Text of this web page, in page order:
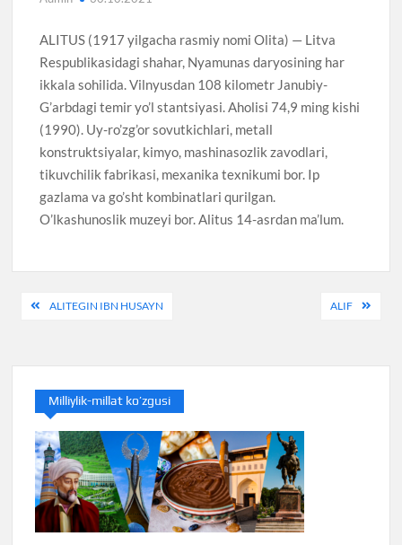
ALITUS (1917 yilgacha rasmiy nomi Olita) — Litva
Respublikasidagi shahar, Nyamunas daryosining har
ikkala sohilida. Vilnyusdan 108 kilometr Janubiy-
G’arbdagi temir yo’l stantsiyasi. Aholisi 74,9 ming kishi
(1990). Uy-ro’zg’or sovutkichlari, metall
konstruktsiyalar, kimyo, mashinasozlik zavodlari,
tikuvchilik fabrikasi, mexanika texnikumi bor. Ip
gazlama va go’sht kombinatlari qurilgan.
O’lkashunoslik muzeyi bor. Alitus 14-asrdan ma’lum.
PostALITEGIN IBN HUSAYN ALIF
Milliylik-millat ko’zgusi